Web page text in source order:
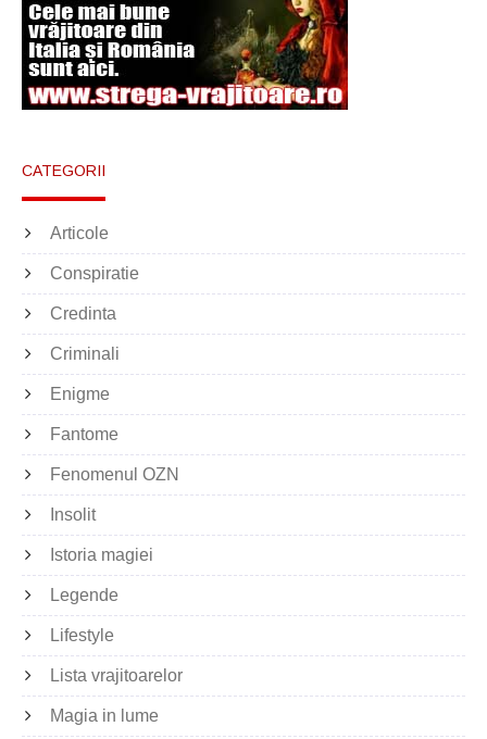
CATEGORII
Articole
Conspiratie
Credinta
Criminali
Enigme
Fantome
Fenomenul OZN
Insolit
Istoria magiei
Legende
Lifestyle
Lista vrajitoarelor
Magia in lume